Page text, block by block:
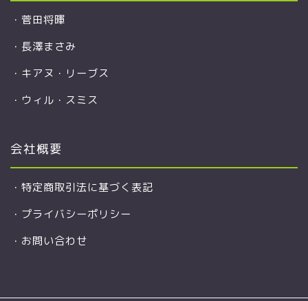
・ 菅田将暉
・ 長澤まさみ
・ キアヌ・リーブス
・ ウィル・スミス
会社概要
・ 特定商取引法に基づく表記
・ プライバシーポリシー
・ お問い合わせ